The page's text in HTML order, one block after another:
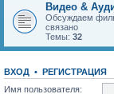
Видео &
Обсуждаем
связано
Темы: 32
ВХОД • РЕГИСТРАЦИЯ
Имя пользователя: